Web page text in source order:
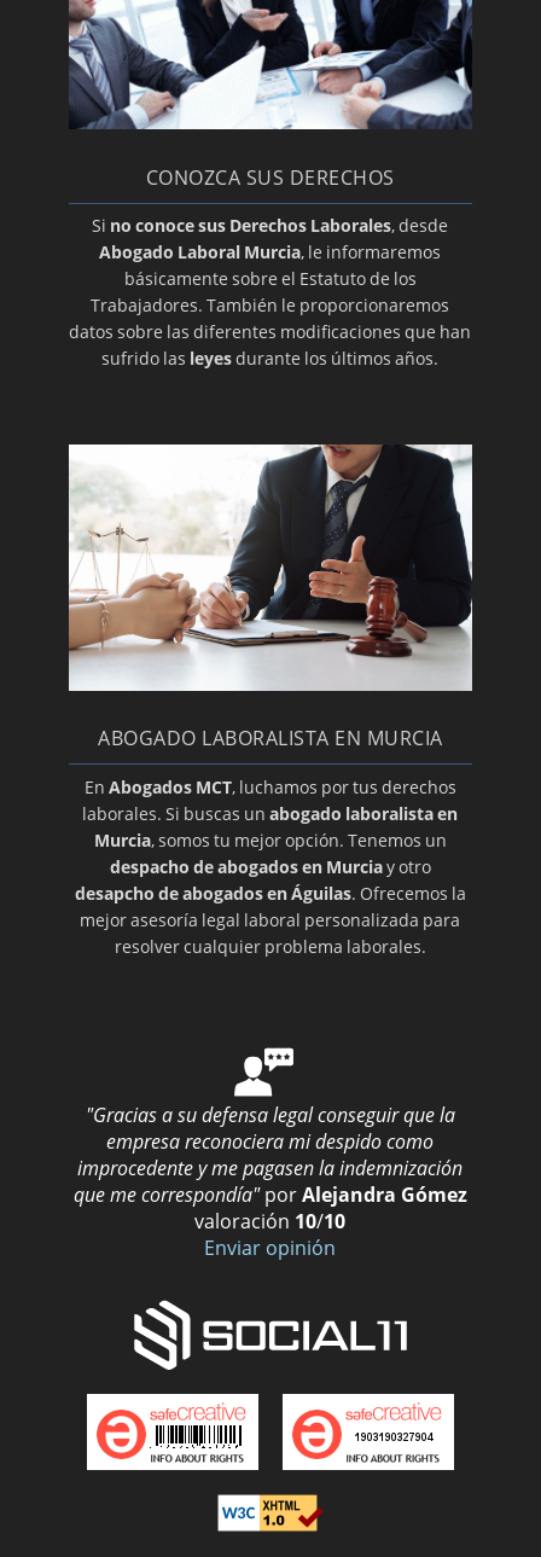
CONOZCA SUS DERECHOS
Si no conoce sus Derechos Laborales, desde
Abogado Laboral Murcia, le informaremos
básicamente sobre el Estatuto de los
Trabajadores. También le proporcionaremos
datos sobre las diferentes modificaciones que han
sufrido las leyesdurante los últimos años.
ABOGADO LABORALISTA EN MURCIA
En Abogados MCT, luchamos por tus derechos
laborales. Si buscas unabogado laboralista en
Murcia, somos tu mejor opción. Tenemos un
despacho de abogados en Murciay otro
desapcho de abogados en Águilas. Ofrecemos la
mejor asesoría legal laboral personalizada para
resolver cualquier problema laborales.
"Gracias a su defensa legal conseguir que la
empresa reconociera mi despido como
improcedente y me pagasen la indemnización
que me correspondía" porAlejandra Gómez
valoración 10/10
Enviar opinión